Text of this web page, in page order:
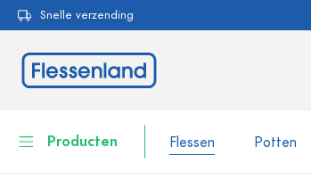
Ga naar de hoofdnavigatie
Snelle verzending
Producten Flessen Potten